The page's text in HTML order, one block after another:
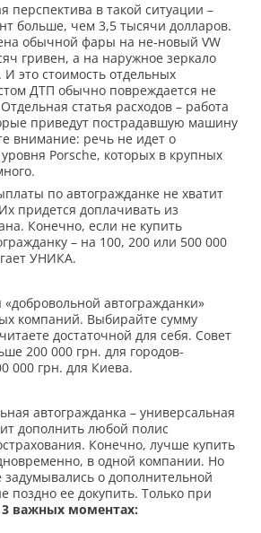
перспектива в такой ситуации –
больше, чем 3,5 тысячи долларов.
обычной фары на не-новый VW
гривен, а на наружное зеркало
это стоимость отдельных
ДТП обычно повреждается не
статья расходов – работа
приведут пострадавшую машину
внимание: речь не идет о
Porsche, которых в крупных
по автогражданке не хватит
придется доплачивать из
Конечно, если не купить
– на 100, 200 или 500 000
УНИКА.
автогражданки»
компаний. Выбирайте сумму
достаточной для себя. Совет
200 000 грн. для городов-
000 грн. для Киева.
автогражданка – универсальная
дополнить любой полис
Конечно, лучше купить
в одной компании. Но
о дополнительной
поздно ее докупить. Только при
3 важных моментах: